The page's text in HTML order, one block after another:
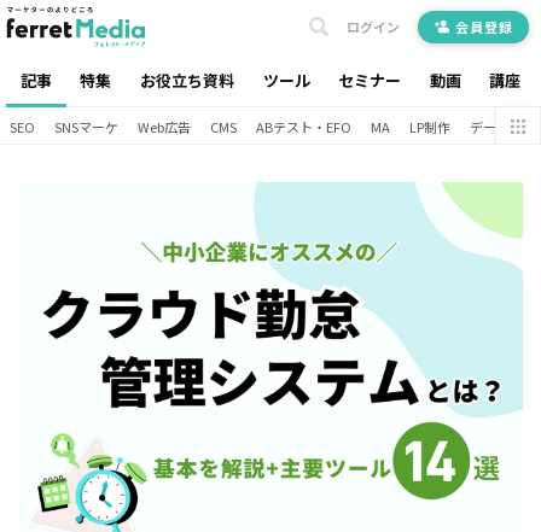
記事 特集 お役立ち資料 ツール セミナー 動画 講座
ログイン 会員登録
SEO SNSマーケ Web広告 CMS ABテスト・EFO MA LP制作 データ分析